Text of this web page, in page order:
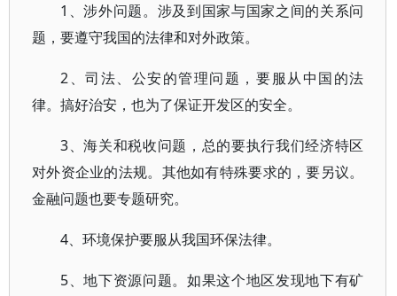
1、涉外问题。涉及到国家与国家之间的关系问
题，要遵守我国的法律和对外政策。
2、司法、公安的管理问题，要服从中国的法
律。搞好治安，也为了保证开发区的安全。
3、海关和税收问题，总的要执行我们经济特区
对外资企业的法规。其他如有特殊要求的，要另议。
金融问题也要专题研究。
4、环境保护要服从我国环保法律。
5、地下资源问题。如果这个地区发现地下有矿